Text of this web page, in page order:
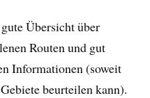
Übersicht über
Routen und gut
Informationen (soweit
beurteilen kann).